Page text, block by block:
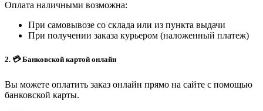
Оплата наличными возможна:
При самовывозе со склада или из пункта выдачи
При получении заказа курьером (наложенный платеж)
2. 💳 Банковской картой онлайн
Вы можете оплатить заказ онлайн прямо на сайте с помощью
банковской карты.